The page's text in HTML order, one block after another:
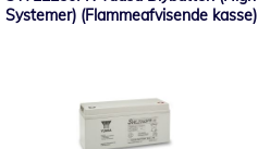
Systemer) (Flammeafvisende kasse)